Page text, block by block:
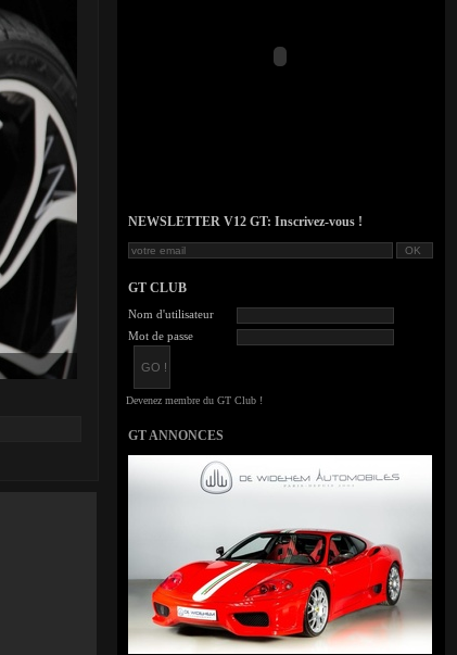
NEWSLETTER V12 GT: Inscrivez-vous !
GT CLUB
Nom d'utilisateur
Mot de passe
GT ANNONCES